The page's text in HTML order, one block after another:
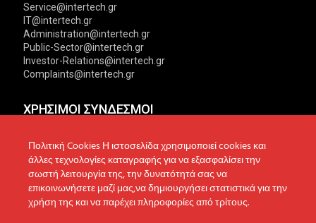
Service@intertech.gr
IT@intertech.gr
Administration@intertech.gr
Public-Sector@intertech.gr
Investor-Relations@intertech.gr
Complaints@intertech.gr
ΧΡΗΣΙΜΟΙ ΣΥΝΔΕΣΜΟΙ
Δίκτυο συνεργατών
Τεχνική υποστήριξη
Πολιτική Απορρήτου
Πολιτική Cookies
Πολιτική Προστασίας
Δεδομένων
Πολιτική Cookies Η ιστοσελίδα χρησιμοποιεί cookies και
άλλες τεχνολογίες καταγραφής για να εξασφαλίσει την
σωστή λειτουργία της, την δυνατότητά σας να
επικοινωνήσετε μαζί μας,να δημιουργήσει στατιστικά για την
χρήση της και να παρέχει πληροφορίες από τρίτους.